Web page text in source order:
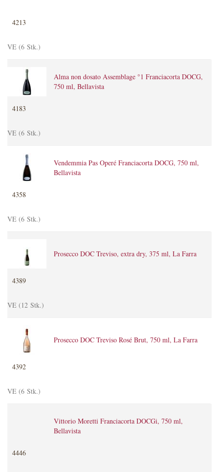
4213
VE (6 Stk.)
Alma non dosato Assemblage °1 Franciacorta DOCG,
750 ml, Bellavista
4183
VE (6 Stk.)
Vendemmia Pas Operé Franciacorta DOCG, 750 ml,
Bellavista
4358
VE (6 Stk.)
Prosecco DOC Treviso, extra dry, 375 ml, La Farra
4389
VE (12 Stk.)
Prosecco DOC Treviso Rosé Brut, 750 ml, La Farra
4392
VE (6 Stk.)
Vittorio Moretti Franciacorta DOCGi, 750 ml,
Bellavista
4446